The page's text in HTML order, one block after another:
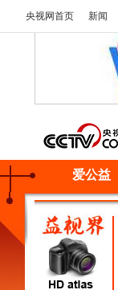
央视网首页 新闻
爱公益